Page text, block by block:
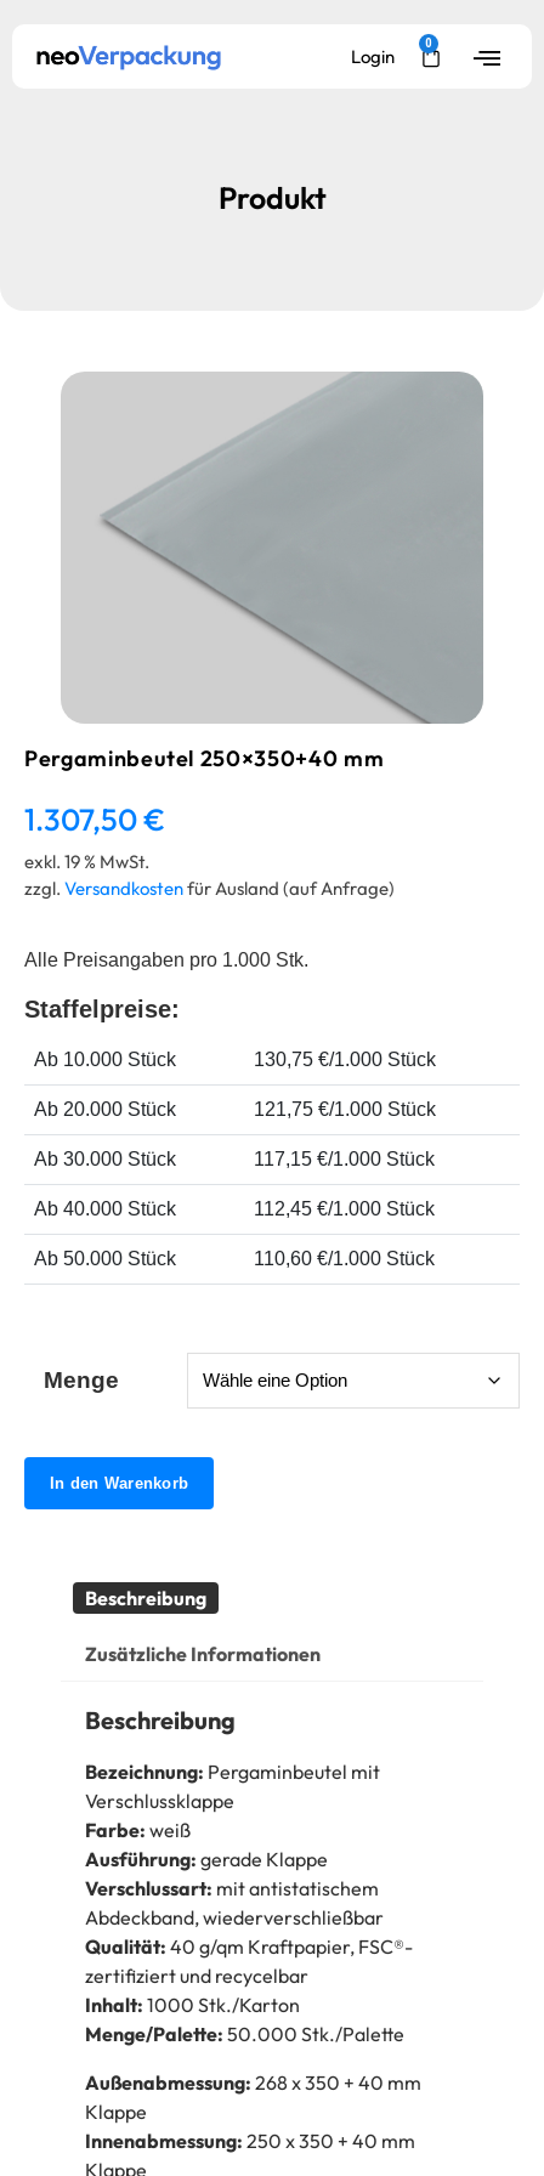
Login
0
Produkt
Pergaminbeutel 250×350+40 mm
1.307,50€
exkl. 19 % MwSt.
zzgl. Versandkostenfür Ausland (auf Anfrage)
Alle Preisangaben pro 1.000 Stk.
Staffelpreise:
Ab 10.000 Stück 130,75 €/1.000 Stück
Ab 20.000 Stück 121,75 €/1.000 Stück
Ab 30.000 Stück 117,15 €/1.000 Stück
Ab 40.000 Stück 112,45 €/1.000 Stück
Ab 50.000 Stück 110,60 €/1.000 Stück
Menge
In den Warenkorb
Beschreibung
Zusätzliche Informationen
Beschreibung
Bezeichnung: Pergaminbeutel mit
Verschlussklappe
Farbe: weiß
Ausführung: gerade Klappe
Verschlussart: mit antistatischem
Abdeckband, wiederverschließbar
Qualität: 40 g/qm Kraftpapier, FSC®-
zertifiziert und recycelbar
Inhalt: 1000 Stk./Karton
Menge/Palette: 50.000 Stk./Palette
Außenabmessung: 268 x 350 + 40 mm
Klappe
Innenabmessung: 250 x 350 + 40 mm
Klappe